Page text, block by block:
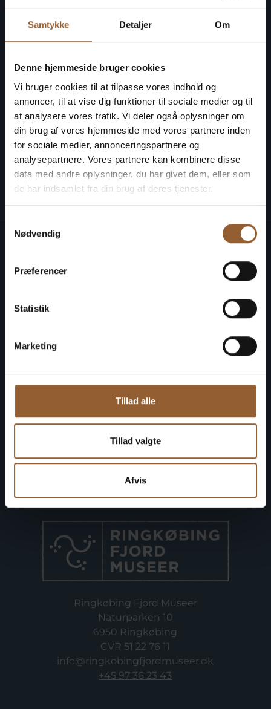
Samtykke Detaljer Om
Denne hjemmeside bruger cookies
Vi bruger cookies til at tilpasse vores indhold og
annoncer, til at vise dig funktioner til sociale medier og til
at analysere vores trafik. Vi deler også oplysninger om
din brug af vores hjemmeside med vores partnere inden
for sociale medier, annonceringspartnere og
analysepartnere. Vores partnere kan kombinere disse
data med andre oplysninger, du har givet dem, eller som
de har indsamlet fra din brug af deres tjenester.
Nødvendig
Præferencer
Statistik
Marketing
Tillad alle
Tillad valgte
Afvis
Gør historien levende på 10 museer
Få fri adgang til alle museer
Naturkraft Skjern Vindmølle Skjern
Fordelskort
Ringkøbing Fjord Museer
Naturparken 10
6950 Ringkøbing
CVR 51 22 76 11
info@ringkobingfjordmuseer.dk
+45 97 36 23 43